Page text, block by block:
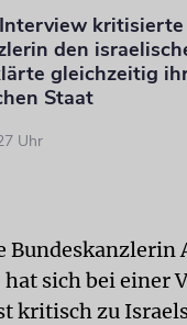
kritisierte
den
gleichzeitig
Staat
Uhr
Bundeskanzlerin
sich bei einer
kritisch zu